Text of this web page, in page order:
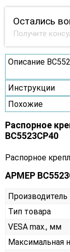
Остались
Получите
Описание
Инструкции
Похожие
Распорное
ВС5523СР40
Распорное
АРМЕР
Производитель
Тип товара
VESA max., мм
Максимальная